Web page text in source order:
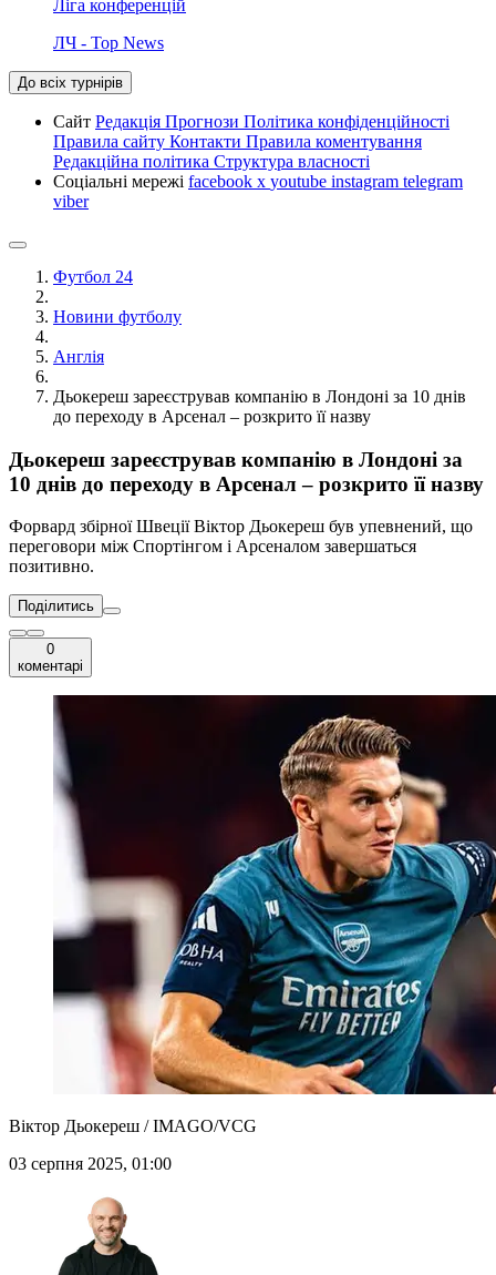
Ліга конференцій
ЛЧ - Top News
До всіх турнірів
Сайт Редакція Прогнози Політика конфіденційності
Правила сайту Контакти Правила коментування
Редакційна політика Структура власності
Соціальні мережі facebook x youtube instagram telegram
viber
Футбол 24
Новини футболу
Англія
Дьокереш зареєстрував компанію в Лондоні за 10 днів
до переходу в Арсенал – розкрито її назву
Дьокереш зареєстрував компанію в Лондоні за
10 днів до переходу в Арсенал – розкрито її назву
Форвард збірної Швеції Віктор Дьокереш був упевнений, що
переговори між Спортінгом і Арсеналом завершаться
позитивно.
Поділитись
0
коментарі
Віктор Дьокереш / IMAGO/VCG
03 серпня 2025, 01:00